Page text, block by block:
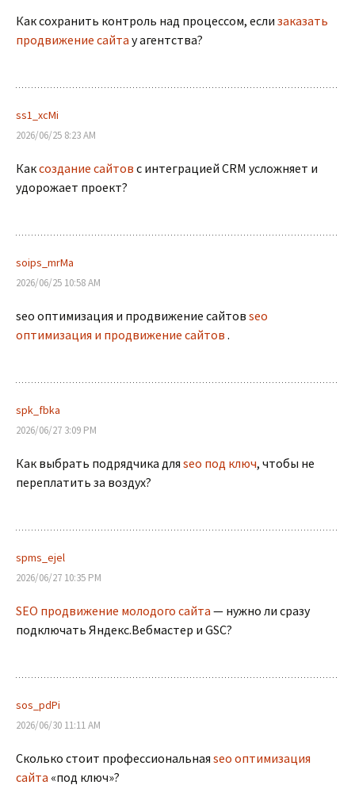
ンКак сохранить контроль над процессом, если заказать
продвижение сайта у агентства?
ss1_xcMi
2026/06/25 8:23 AM
Каксоздание сайтов с интеграцией CRM усложняет и
удорожает проект?
soips_mrMa
2026/06/25 10:58 AM
seo оптимизация и продвижение сайтов seo
оптимизация и продвижение сайтов .
spk_fbka
2026/06/27 3:09 PM
Как выбрать подрядчика для seo под ключ, чтобы не
переплатить за воздух?
spms_ejel
2026/06/27 10:35 PM
SEO продвижение молодого сайта — нужно ли сразу
подключать Яндекс.Вебмастер и GSC?
sos_pdPi
2026/06/30 11:11 AM
Сколько стоит профессиональная seo оптимизация
сайта «под ключ»?